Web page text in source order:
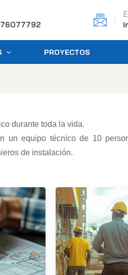
PROYECTOS
durante toda la vida.
un equipo técnico de 10
de instalación.